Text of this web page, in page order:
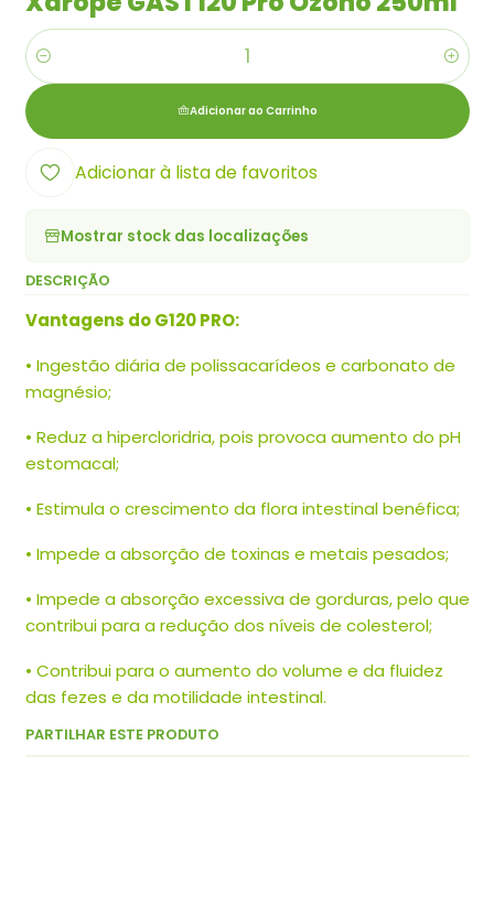
Quantidade
Adicionar ao Carrinho
Adicionar à lista de favoritos
Mostrar stock das localizações
DESCRIÇÃO
Vantagens do G120 PRO:
• Ingestão diária de polissacarídeos e carbonato de
magnésio;
• Reduz a hipercloridria, pois provoca aumento do pH
estomacal;
• Estimula o crescimento da flora intestinal benéfica;
• Impede a absorção de toxinas e metais pesados;
• Impede a absorção excessiva de gorduras, pelo que
contribui para a redução dos níveis de colesterol;
• Contribui para o aumento do volume e da fluidez
das fezes e da motilidade intestinal.
PARTILHAR ESTE PRODUTO